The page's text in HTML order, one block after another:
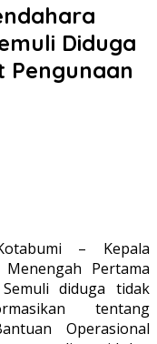
Diduga
Pengunaan
Kotabumi – Kepala
Pertama
diduga tidak
tentang
Operasional